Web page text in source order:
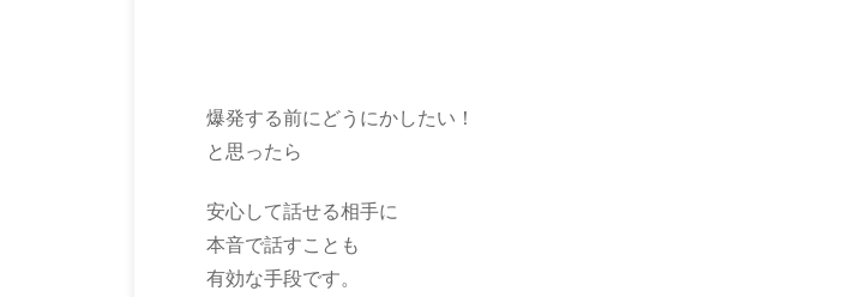
爆発する前にどうにかしたい！
と思ったら
安心して話せる相手に
本音で話すことも
有効な手段です。